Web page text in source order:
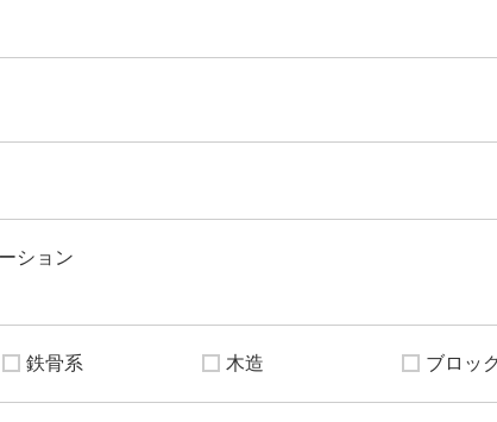
ション
鉄骨系 木造 ブロッ